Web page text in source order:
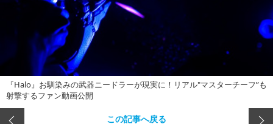
『Halo』お馴染みの武器ニードラーが現実に！リアル"マスターチーフ”も
射撃するファン動画公開
この記事へ戻る